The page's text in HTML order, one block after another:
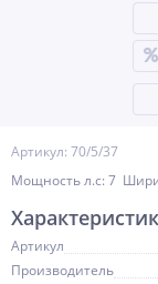
Артикул: 70/5/37
Мощность л.c: 7
Артикул
Производитель